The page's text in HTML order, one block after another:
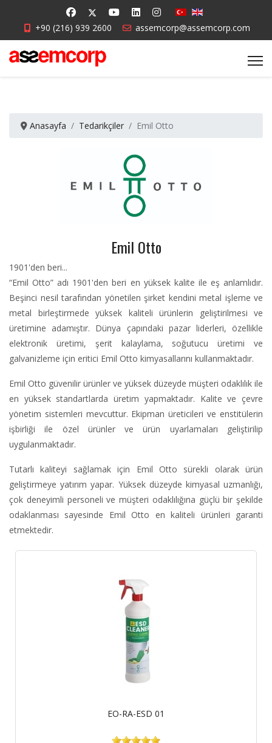
+90 (216) 939 2600 assemcorp@assemcorp.com
Anasayfa Tedarikçiler Emil Otto
Emil Otto
1901'den beri...
“Emil Otto” adı 1901'den beri en yüksek kalite ile eş anlamlıdır.
Beşinci nesil tarafından yönetilen şirket kendini metal işleme ve
metal birleştirmede yüksek kaliteli ürünlerin geliştirilmesi ve
üretimine adamıştır. Dünya çapındaki pazar liderleri, özellikle
elektronik üretimi, şerit kalaylama, soğutucu üretimi ve
galvanizleme için eritici Emil Otto kimyasallarını kullanmaktadır.
Emil Otto güvenilir ürünler ve yüksek düzeyde müşteri odaklılık ile
en yüksek standartlarda üretim yapmaktadır. Kalite ve çevre
yönetim sistemleri mevcuttur. Ekipman üreticileri ve enstitülerin
işbirliği ile özel ürünler ve ürün uyarlamaları geliştirilip
uygulanmaktadır.
Tutarlı kaliteyi sağlamak için Emil Otto sürekli olarak ürün
geliştirmeye yatırım yapar. Yüksek düzeyde kimyasal uzmanlığı,
çok deneyimli personeli ve müşteri odaklılığına güçlü bir şekilde
odaklanması sayesinde Emil Otto en kaliteli ürünleri garanti
etmektedir.
EO-RA-ESD 01